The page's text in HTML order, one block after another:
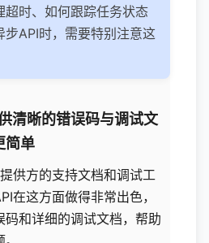
超时、如何跟踪任务状态
API时，需要特别注意这
清晰的错误码与调试文
简单
供方的支持文档和调试工
在这方面做得非常出色，
码和详细的调试文档，帮助